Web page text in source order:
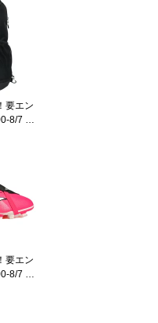
チ シ
01
要エン
8/7 2
NIK
要エン
8/7 2
ス
）ジ
イク